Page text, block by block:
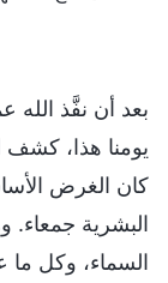
بعد أن نفَّذ
يومنا هذا، كشف
كان الغرض
البشرية جمعاء.
السماء، وكل ما